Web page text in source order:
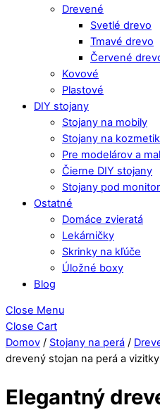
Drevené
Svetlé drevo
Tmavé drevo
Červené
Kovové
Plastové
DIY stojany
Stojany na mobily
Stojany na
Pre modelárov a
Čierne DIY stojany
Stojany pod monitor
Ostatné
Domáce zvieratá
Lekárničky
Skrinky na kľúče
Úložné boxy
Blog
Close Menu
Close Cart
Domov / Stojany na perá /
drevený stojan na perá a
Elegantný